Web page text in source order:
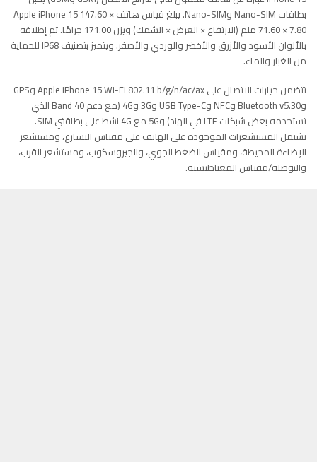
بطاقات Nano-SIM وNano-SIM. يبلغ قياس هاتف Apple iPhone 15 147.60 ×
71.60 × 7.80 ملم (الارتفاع × العرض × السُمك) ويزن 171.00 جرامًا. تم إطلاقه
بالألوان الأسود والأزرق والأخضر والوردي والأصفر. ويتميز بتصنيف IP68 للحماية
من الغبار والماء.
تتضمن خيارات الاتصال على Apple iPhone 15 Wi-Fi 802.11 b/g/n/ac/ax وGPS
وBluetooth v5.30 وNFC وUSB Type-C و3G و4G (مع دعم Band 40 الذي
تستخدمه بعض شبكات LTE في الهند) و5G مع 4G نشط على بطاقتي SIM.
تشتمل المستشعرات الموجودة على الهاتف على مقياس التسارع، ومستشعر
الإضاءة المحيطة، ومقياس الضغط الجوي، والجيروسكوب، ومستشعر القرب،
والبوصلة/مقياس المغناطيسية.